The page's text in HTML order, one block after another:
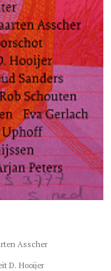
Asscher
D. Hooijer